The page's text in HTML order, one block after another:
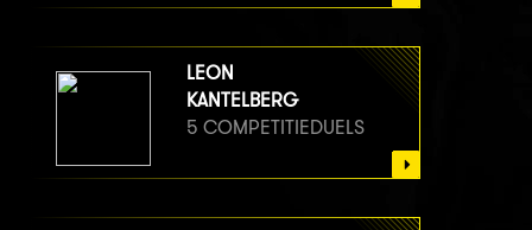
LEON
KANTELBERG
5 COMPETITIEDUELS